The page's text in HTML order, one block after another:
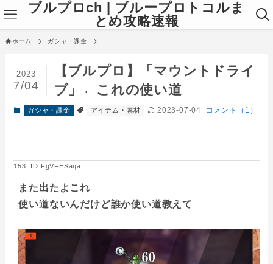
ブルプロch | ブループロトコルま
とめ攻略速報
ホーム ガシャ・課金
【ブルプロ】「マウントドライ
ブ」←これの使い道
2023
7/04
ガシャ・課金 アイテム・素材 2023-07-04 コメント（1）
153: ID:FgVFESaqa
また出たよこれ
使い道ないんだけど誰か使い道教えて